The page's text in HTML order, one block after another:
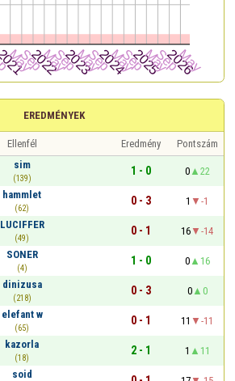
EREDMÉNYEK
Ellenfél Eredmény
Pontszám
sim
(139)
1 - 0 0
22
hammlet
(62)
0 - 3 1
-1
LUCIFFER
(49)
0 - 1 16
-14
SONER
(4)
1 - 0 0
16
dinizusa
(218)
0 - 3 0
0
elefant w
(65)
0 - 1 11
-11
kazorla
(18)
2 - 1 1
11
soid